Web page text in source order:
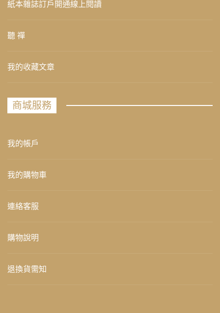
紙本雜誌訂戶開通線上閱讀
聽 禪
我的收藏文章
商城服務
我的帳戶
我的購物車
連絡客服
購物說明
退換貨需知